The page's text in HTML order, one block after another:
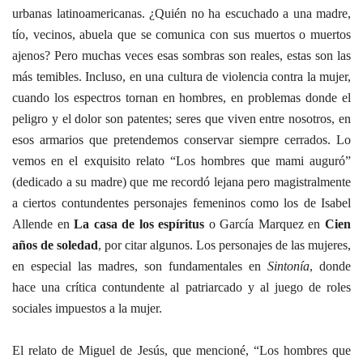
urbanas latinoamericanas. ¿Quién no ha escuchado a una madre,
tío, vecinos, abuela que se comunica con sus muertos o muertos
ajenos? Pero muchas veces esas sombras son reales, estas son las
más temibles. Incluso, en una cultura de violencia contra la mujer,
cuando los espectros tornan en hombres, en problemas donde el
peligro y el dolor son patentes; seres que viven entre nosotros, en
esos armarios que pretendemos conservar siempre cerrados. Lo
vemos en el exquisito relato “Los hombres que mami auguró”
(dedicado a su madre) que me recordó lejana pero magistralmente
a ciertos contundentes personajes femeninos como los de Isabel
Allende enLa casa de los espíritus o García Marquez enCien
años de soledad, por citar algunos. Los personajes de las mujeres,
en especial las madres, son fundamentales en Sintonía, donde
hace una crítica contundente al patriarcado y al juego de roles
sociales impuestos a la mujer.
El relato de Miguel de Jesús, que mencioné, “Los hombres que